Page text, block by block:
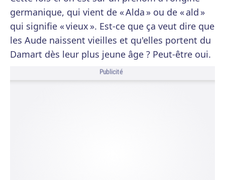
germanique, qui vient de « Alda » ou de « ald »
qui signifie « vieux ». Est-ce que ça veut dire que
les Aude naissent vieilles et qu'elles portent du
Damart dès leur plus jeune âge ? Peut-être oui.
Publicité